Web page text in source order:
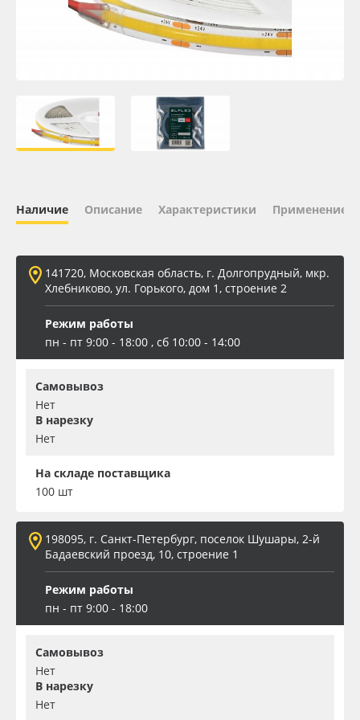
Плёнка монтажная Oratape
ПЭТ листовой
Баннер
Заготовки для сувениров
Наличие Описание Характеристики Применение
141720, Московская область, г. Долгопрудный, мкр.
Хлебниково, ул. Горького, дом 1, строение 2
Режим работы
пн - пт 9:00 - 18:00 , сб 10:00 - 14:00
Самовывоз
Нет
В нарезку
Нет
На складе поставщика
100 шт
198095, г. Санкт-Петербург, поселок Шушары, 2-й
Бадаевский проезд, 10, строение 1
Режим работы
пн - пт 9:00 - 18:00
Самовывоз
Нет
В нарезку
Нет